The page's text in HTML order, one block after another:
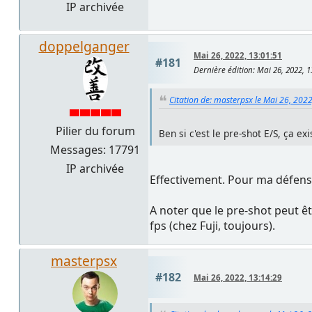
IP archivée
doppelganger
Pilier du forum
Messages: 17791
IP archivée
#181
Mai 26, 2022, 13:01:51
Dernière édition: Mai 26, 2022,
Citation de: masterpsx le Mai 26,
Ben si c'est le pre-shot E/S, ça
Effectivement. Pour ma
A noter que le pre-shot peut
fps (chez Fuji, toujours).
masterpsx
#182 Mai 26, 2022, 13:14:29